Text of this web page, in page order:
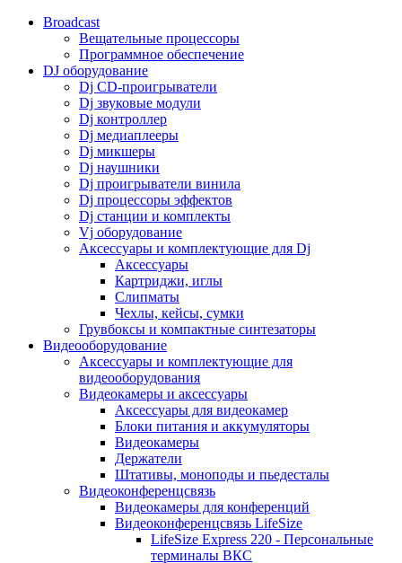
Broadcast
Вещательные процессоры
Программное обеспечение
DJ оборудование
Dj CD-проигрыватели
Dj звуковые модули
Dj контроллер
Dj медиаплееры
Dj микшеры
Dj наушники
Dj проигрыватели винила
Dj процессоры эффектов
Dj станции и комплекты
Vj оборудование
Аксессуары и комплектующие для Dj
Аксессуары
Картриджи, иглы
Слипматы
Чехлы, кейсы, сумки
Грувбоксы и компактные синтезаторы
Видеооборудование
Аксессуары и комплектующие для
видеооборудования
Видеокамеры и аксессуары
Аксессуары для видеокамер
Блоки питания и аккумуляторы
Видеокамеры
Держатели
Штативы, моноподы и пьедесталы
Видеоконференцсвязь
Видеокамеры для конференций
Видеоконференцсвязь LifeSize
LifeSize Express 220 - Персональные
терминалы ВКС